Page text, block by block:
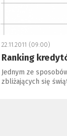
22.11.2011 (09:00)
Ranking
Jednym ze
zbliżających się